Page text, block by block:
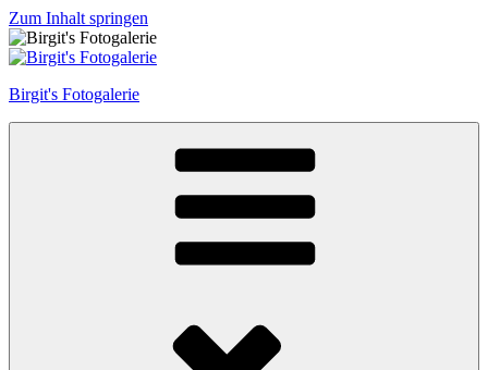
Zum Inhalt springen
Birgit's Fotogalerie